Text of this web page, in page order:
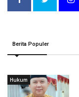
Berita Populer
Hukum